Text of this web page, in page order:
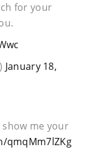
for your
January 18,
show me your
qmqMm7lZKg